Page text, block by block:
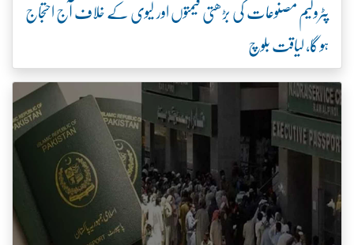
پٹرولیم مصنوعات کی بڑھتی قیمتوں اور لیوی کے خلاف آج احتجاج
ہو گا، لیاقت بلوچ